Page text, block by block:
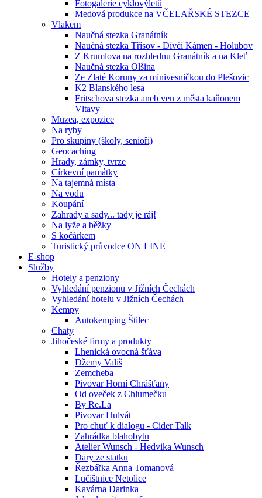
Fotogalerie cyklovýletů
Medová produkce na VČELAŘSKÉ STEZCE
Vlakem
Naučná stezka Granátník
Naučná stezka Třísov - Dívčí Kámen - Holubov
Z Krumlova na rozhlednu Granátník a na Kleť
Naučná stezka Olšina
Ze Zlaté Koruny za minivesničkou do Plešovic
K2 Blanského lesa
Fritschova stezka aneb ven z města kaňonem
Vltavy
Muzea, expozice
Na ryby
Pro skupiny (školy, senioři)
Geocaching
Hrady, zámky, tvrze
Církevní památky
Na tajemná místa
Na vodu
Koupání
Zahrady a sady... tady je ráj!
Na lyže a běžky
S kočárkem
Turistický průvodce ON LINE
E-shop
Služby
Hotely a penziony
Vyhledání penzionu v Jižních Čechách
Vyhledání hotelu v Jižních Čechách
Kempy
Autokemping Štilec
Chaty
Jihočeské firmy a produkty
Lhenická ovocná šťáva
Džemy Vališ
Zemcheba
Pivovar Horní Chrášťany
Od oveček z Chlumečku
By Re.La
Pivovar Hulvát
Pro chuť k dialogu - Cider Talk
Zahrádka blahobytu
Atelier Wunsch - Hedvika Wunsch
Dary ze statku
Řezbářka Anna Tomanová
Lučištnice Netolice
Kavárna Darinka